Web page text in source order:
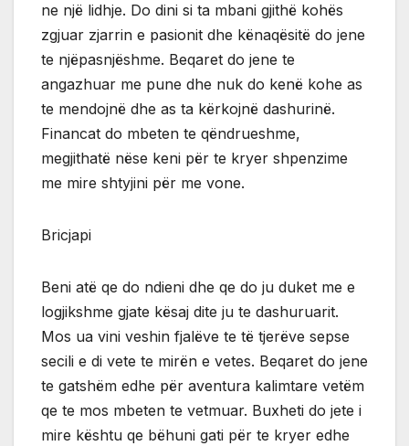
ne një lidhje. Do dini si ta mbani gjithë kohës
zgjuar zjarrin e pasionit dhe kënaqësitë do jene
te njëpasnjëshme. Beqaret do jene te
angazhuar me pune dhe nuk do kenë kohe as
te mendojnë dhe as ta kërkojnë dashurinë.
Financat do mbeten te qëndrueshme,
megjithatë nëse keni për te kryer shpenzime
me mire shtyjini për me vone.
Bricjapi
Beni atë qe do ndieni dhe qe do ju duket me e
logjikshme gjate kësaj dite ju te dashuruarit.
Mos ua vini veshin fjalëve te të tjerëve sepse
secili e di vete te mirën e vetes. Beqaret do jene
te gatshëm edhe për aventura kalimtare vetëm
qe te mos mbeten te vetmuar. Buxheti do jete i
mire kështu qe bëhuni gati për te kryer edhe